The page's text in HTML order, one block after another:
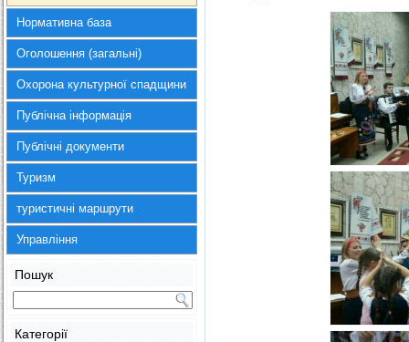
Нормативна база
Оголошення (загальні)
Охорона культурної спадщини
Публічна інформація
Публічні документи
Туризм
туристичні маршрути
Управління
Пошук
Категорії